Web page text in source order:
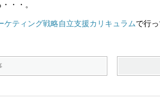
・・。
ケティング戦略自立支援カリキュラムで行